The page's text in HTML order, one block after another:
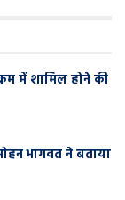
में शामिल होने की
भागवत ने बताया